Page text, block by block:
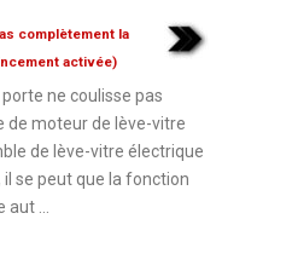
complètement la
activée)
porte ne coulisse pas
de moteur de lève-vitre
de lève-vitre électrique
se peut que la fonction
...